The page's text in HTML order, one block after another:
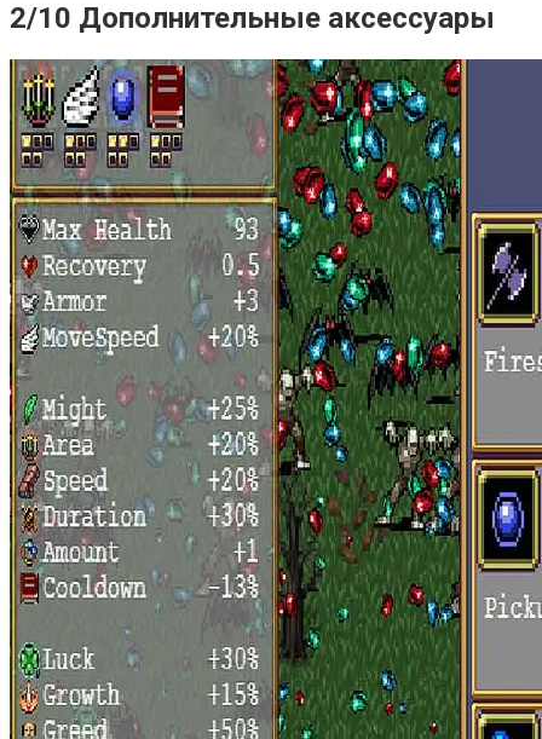
2/10 Дополнительные аксессуары